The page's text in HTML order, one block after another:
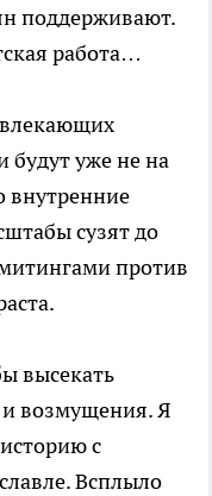
поддерживают.
работа…
уже не на
внутренние
сузят до
против
высекать
возмущения. Я
с
Всплыло